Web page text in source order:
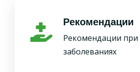
Рекомендации
Рекомендации при
заболеваниях